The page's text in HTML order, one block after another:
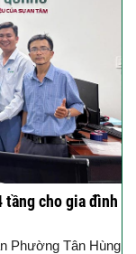
tầng cho gia đình
Phường Tân Hùng